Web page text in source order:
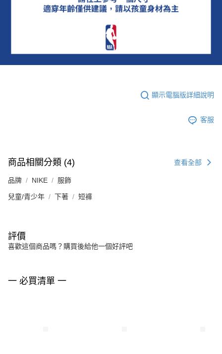
顯示電腦版詳細說明
客服
商品相關分類 (4) 查看全部
品牌 NIKE 服飾
兒童/青少年 下著 短褲
評價
喜歡這個商品嗎？購買後給他一個好評吧
一 必買清單 一